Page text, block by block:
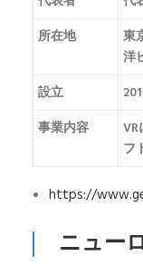
所在地
東
洋
設立
事業内容
フ
https://
ニュー